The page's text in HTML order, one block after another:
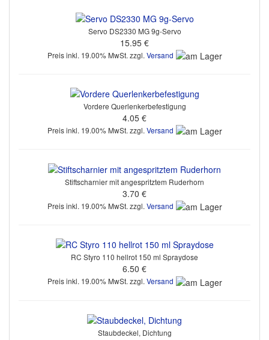
Servo DS2330 MG 9g-Servo
15.95 €
Preis inkl. 19.00% MwSt. zzgl. Versand
Vordere Querlenkerbefestigung
4.05 €
Preis inkl. 19.00% MwSt. zzgl. Versand
Stiftscharnier mit angespritztem Ruderhorn
3.70 €
Preis inkl. 19.00% MwSt. zzgl. Versand
RC Styro 110 hellrot 150 ml Spraydose
6.50 €
Preis inkl. 19.00% MwSt. zzgl.Versand
Staubdeckel, Dichtung